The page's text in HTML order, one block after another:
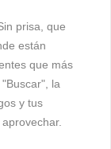
prisa, que
están
que más
la
y tus